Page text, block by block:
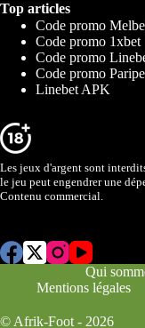
Top articles
Code promo
Code promo 1xbet
Code promo
Code promo
Linebet APK
Les jeux d'argent sont
le jeu peut engendrer une
Contenu commercial.
Qui
Mentions légales
© Afrik-Foot - 2026